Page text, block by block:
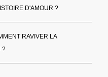
D'AMOUR ?
RAVIVER LA
?